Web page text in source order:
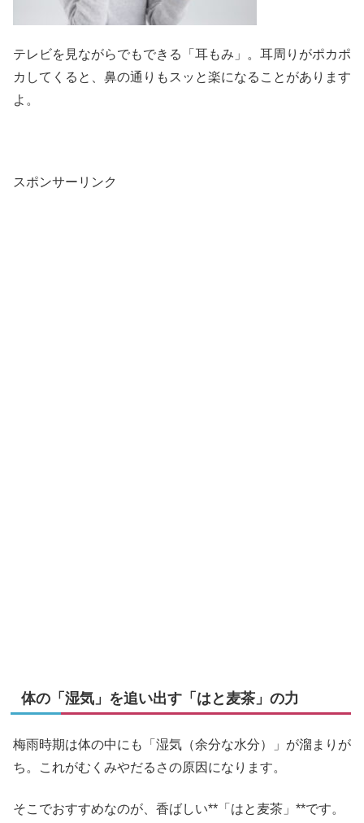
テレビを見ながらでもできる「耳もみ」。耳周りがポカポ
カしてくると、鼻の通りもスッと楽になることがあります
よ。
スポンサーリンク
体の「湿気」を追い出す「はと麦茶」の力
梅雨時期は体の中にも「湿気（余分な水分）」が溜まりが
ち。これがむくみやだるさの原因になります。
そこでおすすめなのが、香ばしい**「はと麦茶」**です。